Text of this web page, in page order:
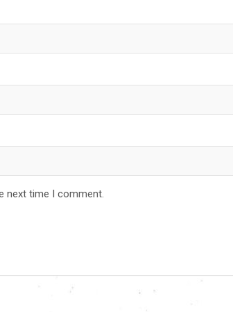
next time I comment.